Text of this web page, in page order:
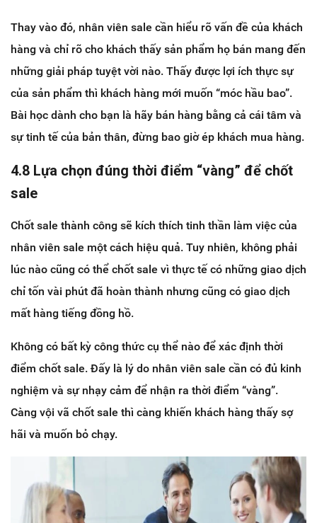
Thay vào đó, nhân viên sale cần hiểu rõ vấn đề của khách
hàng và chỉ rõ cho khách thấy sản phẩm họ bán mang đến
những giải pháp tuyệt vời nào. Thấy được lợi ích thực sự
của sản phẩm thì khách hàng mới muốn “móc hầu bao”.
Bài học dành cho bạn là hãy bán hàng bằng cả cái tâm và
sự tinh tế của bản thân, đừng bao giờ ép khách mua hàng.
4.8 Lựa chọn đúng thời điểm “vàng” để chốt
sale
Chốt sale thành công sẽ kích thích tinh thần làm việc của
nhân viên sale một cách hiệu quả. Tuy nhiên, không phải
lúc nào cũng có thể chốt sale vì thực tế có những giao dịch
chỉ tốn vài phút đã hoàn thành nhưng cũng có giao dịch
mất hàng tiếng đồng hồ.
Không có bất kỳ công thức cụ thể nào để xác định thời
điểm chốt sale. Đấy là lý do nhân viên sale cần có đủ kinh
nghiệm và sự nhạy cảm để nhận ra thời điểm “vàng”.
Càng vội vã chốt sale thì càng khiến khách hàng thấy sợ
hãi và muốn bỏ chạy.